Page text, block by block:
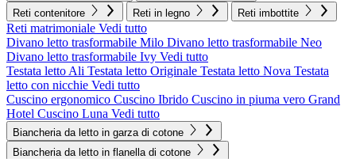
Reti contenitore Reti in legno Reti imbottite
Reti matrimoniale Vedi tutto
Divano letto trasformabile Milo Divano letto trasformabile Neo
Divano letto trasformabile Ivy Vedi tutto
Testata letto Ali Testata letto Originale Testata letto Nova Testata
letto con nicchie Vedi tutto
Cuscino ergonomico Cuscino Ibrido Cuscino in piuma vero Grand
Hotel Cuscino Luna Vedi tutto
Biancheria da letto in garza di cotone
Biancheria da letto in flanella di cotone